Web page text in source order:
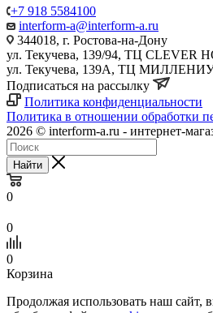
+7 918 5584100
interform-a@interform-a.ru
344018, г. Ростова-на-Дону
ул. Текучева, 139/94, ТЦ CLEVER
ул. Текучева, 139А, ТЦ
Подписаться на рассылку
Политика конфиденциальности
Политика в отношении обработки
2026 © interform-a.ru - интернет-
Найти
0
0
0
Корзина
Продолжая использовать наш сайт,